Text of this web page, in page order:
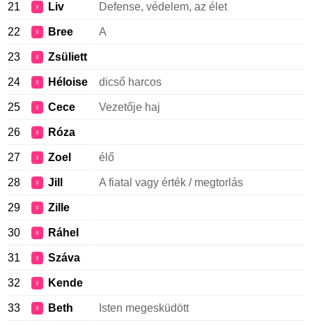
21 ♀ Liv Defense, védelem, az élet
22 ♀ Bree A
23 ♀ Zsüliett
24 ♀ Héloise dicső harcos
25 ♀ Cece Vezetője haj
26 ♀ Róza
27 ♀ Zoel élő
28 ♀ Jill A fiatal vagy érték / megtorlás
29 ♀ Zille
30 ♀ Ráhel
31 ♀ Száva
32 ♀ Kende
33 ♀ Beth Isten megesküdött